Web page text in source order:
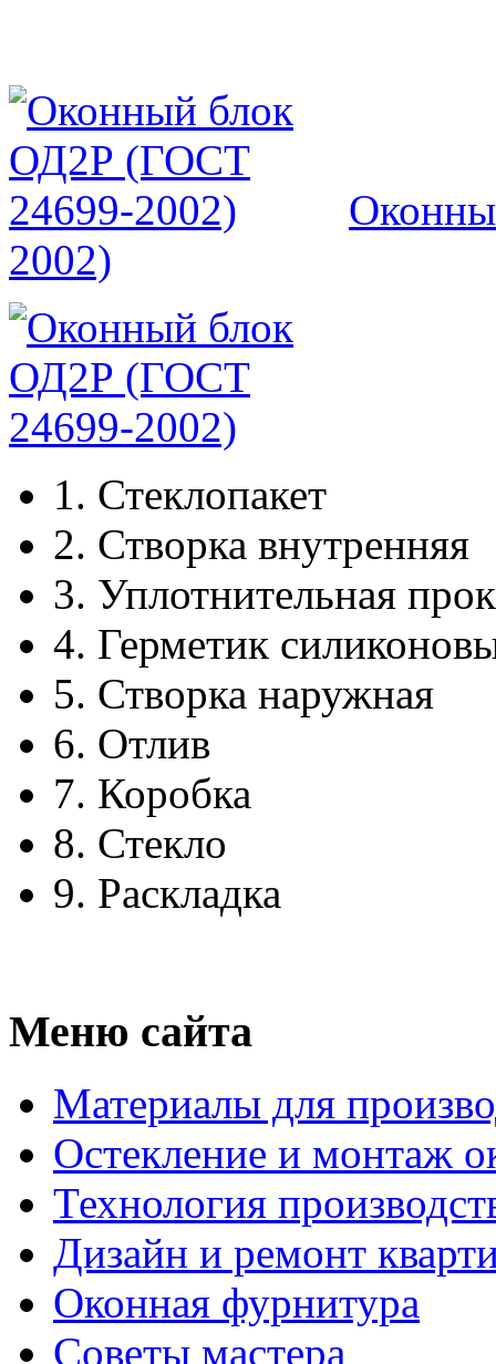
2002)
1. Стеклопакет
2. Створка внутренняя
3. Уплотнительная
4. Герметик
5. Створка наружная
6. Отлив
7. Коробка
8. Стекло
9. Раскладка
Меню сайта
Материалы для
Остекление и монтаж
Технология
Дизайн и ремонт
Оконная фурнитура
Советы мастера